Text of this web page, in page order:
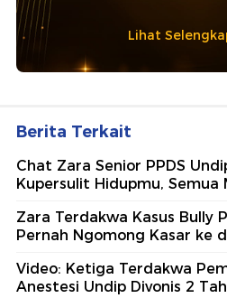
Lihat
Berita Terkait
Chat Zara Senior PPDS
Kupersulit Hidupmu, Semua
Zara Terdakwa Kasus Bully
Pernah Ngomong Kasar ke
Video: Ketiga Terdakwa
Anestesi Undip Divonis 2